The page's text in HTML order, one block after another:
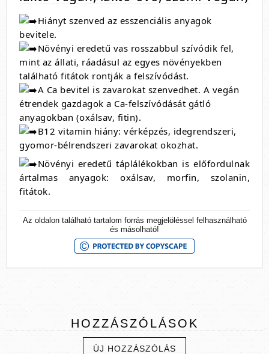
Hiányt szenved az esszenciális anyagok
bevitele.
Növényi eredetű vas rosszabbul szívódik fel,
mint az állati, ráadásul az egyes növényekben
található fitátok rontják a felszívódást.
A Ca bevitel is zavarokat szenvedhet. A vegán
étrendek gazdagok a Ca-felszívódását gátló
anyagokban (oxálsav, fitin).
B12 vitamin hiány: vérképzés, idegrendszeri,
gyomor-bélrendszeri zavarokat okozhat.
Növényi eredetű táplálékokban is előfordulnak
ártalmas anyagok: oxálsav, morfin, szolanin,
fitátok.
Az oldalon található tartalom forrás megjelöléssel felhasználható
és másolható!
HOZZÁSZÓLÁSOK
ÚJ HOZZÁSZÓLÁS